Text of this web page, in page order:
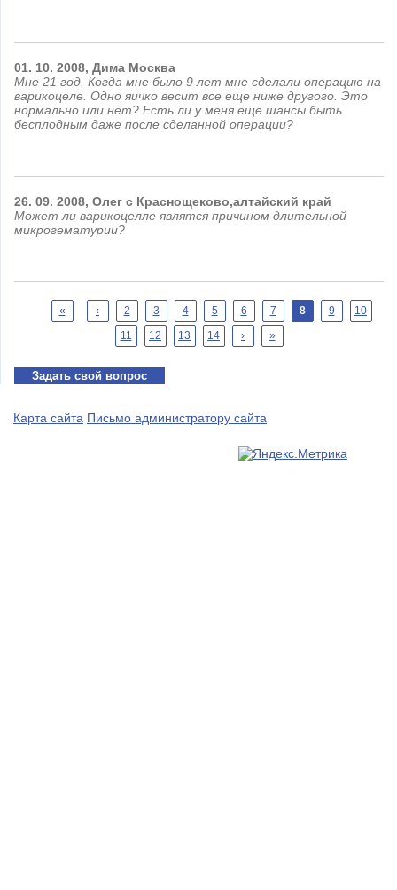
01. 10. 2008, Дима Москва
Мне 21 год. Когда мне было 9 лет мне сделали операцию на
варикоцеле. Одно яичко весит все еще ниже другого. Это
нормально или нет? Есть ли у меня еще шансы быть
бесплодным даже после сделанной операции?
26. 09. 2008, Олег с Краснощеково,алтайский край
Может ли варикоцелле являтся причином длительной
микрогематурии?
Страницы
« ‹ 2 3 4 5 6 7 8 9
10
11
12 13 14 › »
Задать свой вопрос
Карта сайта Письмо администратору сайта